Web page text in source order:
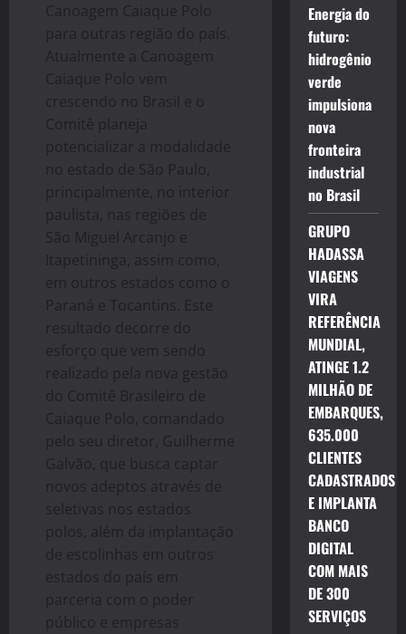
Canoagem Caiaque Polo
para outras região do país.
Atualmente a Canoagem
Caiaque Polo vem
crescendo no Brasil e o
Comitê planeja
potencializar a modalidade
no estado de São Paulo,
principalmente, no interior
paulista, nas regiões de
São Miguel Arcanjo e
Itapetininga, assim como,
em outros estados como o
Paraná e Tocantins. Este
resultado decorre do
esforço que vem sendo
realizado pela nova gestão
do Comitê Brasileiro de
Caiaque Polo, comandado
pelo seu diretor, Guilherme
Galvão, que busca captar
novos adeptos através de
seletivas nos estados
polos, além da implantação
de escolinhas em outros
estados do país em
parceria com o poder
público e empresas
Energia do
futuro:
hidrogênio
verde
impulsiona
nova
fronteira
industrial
no Brasil
GRUPO
HADASSA
VIAGENS
VIRA
REFERÊNCIA
MUNDIAL,
ATINGE 1.2
MILHÃO DE
EMBARQUES,
635.000
CLIENTES
CADASTRADOS
E IMPLANTA
BANCO
DIGITAL
COM MAIS
DE 300
SERVIÇOS